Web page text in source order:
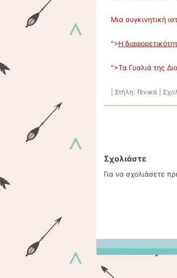
Μια συγκινητική
">Η
">Τα Γυαλιά της
Στήλη: Γενικά
Σχολιάστε
Για να σχολιάσετε